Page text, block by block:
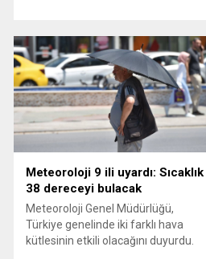
artmaya devam ediyor. Son olarak
Olay Yeri İnceleme Büro Amiri
Atakan Kaçar’ın da tutuklanmasıyla
dosyadaki tutuklu sayısı 25’e
yükseldi. İzmir’in Narlıdere ilçesinde
2018 yılında şantiyede ölü bulunan
Dorukhan Büyükışık’a ilişkin yeniden
açılan soruşturmada tutuklamalar
genişliyor. Son olarak dönemin...
Meteoroloji 9 ili uyardı: Sıcaklık
38 dereceyi bulacak
Meteoroloji Genel Müdürlüğü,
Türkiye genelinde iki farklı hava
kütlesinin etkili olacağını duyurdu.